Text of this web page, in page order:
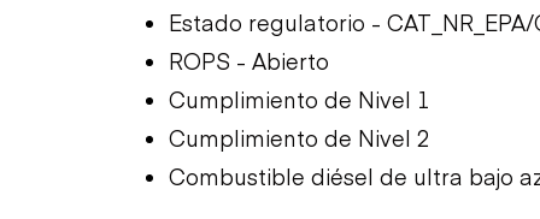
Estado regulatorio -
ROPS - Abierto
Cumplimiento de Nivel 1
Cumplimiento de Nivel 2
Combustible diésel de ultra bajo